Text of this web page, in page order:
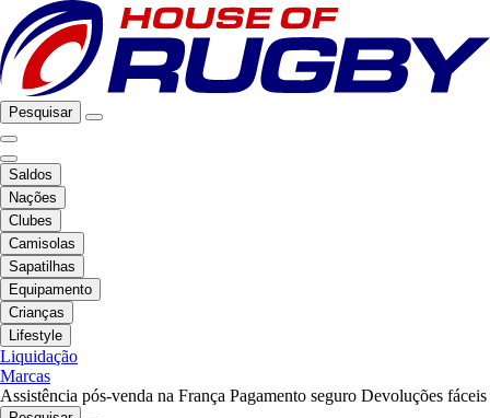
Pesquisar
Saldos
Nações
Clubes
Camisolas
Sapatilhas
Equipamento
Crianças
Lifestyle
Liquidação
Marcas
Assistência pós-venda na França Pagamento seguro Devoluções fáceis